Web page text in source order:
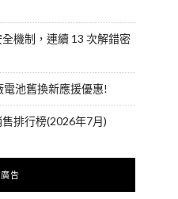
機制，連續 13 次解錯密
池舊換新應援優惠!
排行榜(2026年7月)
告